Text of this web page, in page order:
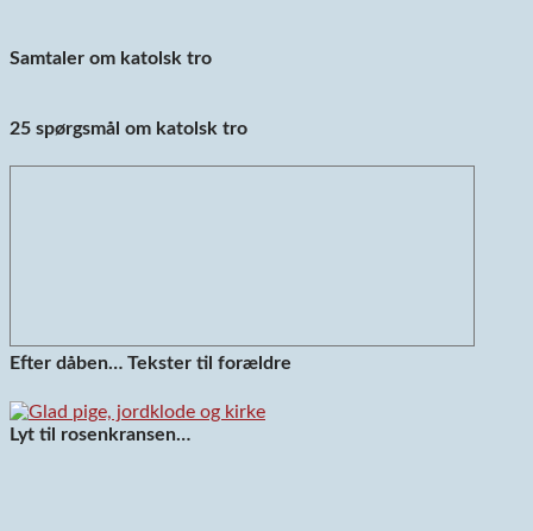
Samtaler om katolsk tro
25 spørgsmål om katolsk tro
Efter dåben… Tekster til forældre
Lyt til rosenkransen…